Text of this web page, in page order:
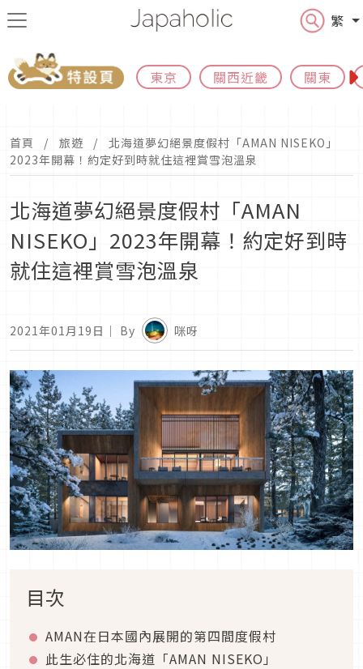
繁
東京 關西近畿 關東
首頁 旅遊
北海道夢幻絕景度假村「AMAN NISEKO」
2023年開幕！約定好到時就住這裡賞雪泡溫泉
北海道夢幻絕景度假村「AMAN
NISEKO」2023年開幕！約定好到時
就住這裡賞雪泡溫泉
2021年01月19日 ｜ By 咪呀
目次
AMAN在日本國內展開的第四間度假村
此生必住的北海道「AMAN NISEKO」